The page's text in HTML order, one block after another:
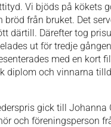
Vi bjöds på kökets
bröd från bruket. Det
därtill. Därefter tog
ut för tredje
med en kort
diplom och vinnarna
gick till Johanna
och föreningsperson